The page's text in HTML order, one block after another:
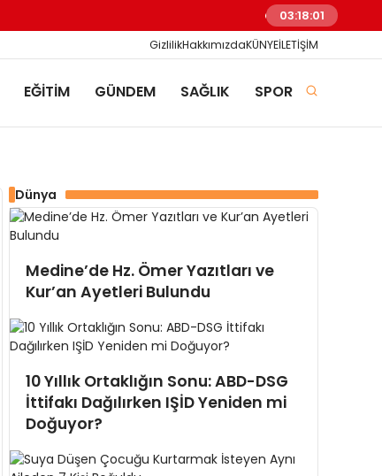
Barışı Konuşmanın
03:18:02
GizlilikHakkımızdaKÜNYEİLETİŞİM
EĞİTİM GÜNDEM SAĞLIK SPOR
Dünya
Medine’de Hz. Ömer Yazıtları ve
Kur’an Ayetleri Bulundu
10 Yıllık Ortaklığın Sonu: ABD-DSG
İttifakı Dağılırken IŞİD Yeniden mi
Doğuyor?